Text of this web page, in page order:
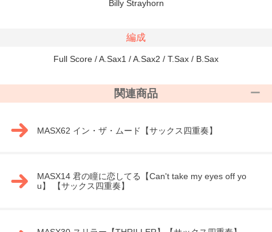
Billy Strayhorn
編成
Full Score / A.Sax1 / A.Sax2 / T.Sax / B.Sax
関連商品
MASX62 イン・ザ・ムード【サックス四重奏】
MASX14 君の瞳に恋してる【Can't take my eyes off yo
u】 【サックス四重奏】